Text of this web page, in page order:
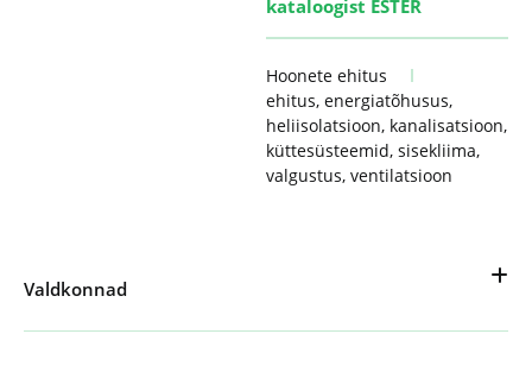
kataloogist ESTER
Hoonete ehitus
ehitus, energiatõhusus,
heliisolatsioon, kanalisatsioon,
küttesüsteemid, sisekliima,
valgustus, ventilatsioon
Valdkonnad